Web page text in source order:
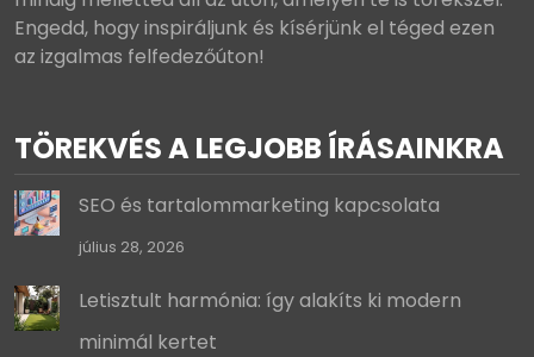
Engedd, hogy inspiráljunk és kísérjünk el téged ezen
az izgalmas felfedezőúton!
TÖREKVÉS A LEGJOBB ÍRÁSAINKRA
SEO és tartalommarketing kapcsolata
július 28, 2026
Letisztult harmónia: így alakíts ki modern
minimál kertet